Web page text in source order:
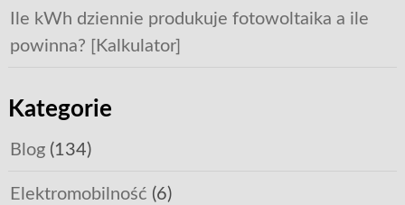
Ile kWh dziennie produkuje fotowoltaika a ile
powinna? [Kalkulator]
Kategorie
Blog(134)
Elektromobilność (6)